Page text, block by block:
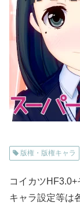
版権・版権キャラ
コイカツHF3.0+
キャラ設定等は